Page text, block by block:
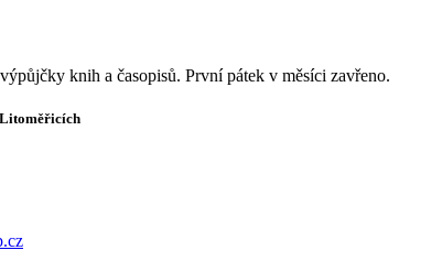
knih a časopisů. První pátek v měsíci zavřeno.